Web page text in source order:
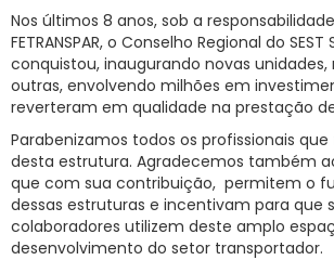
Nos últimos 8 anos, sob a
FETRANSPAR, o Conselho Regional do SEST
conquistou, inaugurando novas unidades,
outras, envolvendo milhões em
reverteram em qualidade na prestação
Parabenizamos todos os profissionais
desta estrutura. Agradecemos também
que com sua contribuição, permitem o
dessas estruturas e incentivam para que
colaboradores utilizem deste amplo
desenvolvimento do setor transportador.